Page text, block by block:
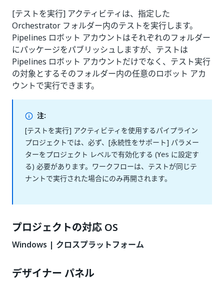
[テストを実行] アクティビティは、指定した
Orchestrator フォルダー内のテストを実行します。
Pipelines ロボット アカウントはそれぞれのフォルダー
にパッケージをパブリッシュしますが、テストは
Pipelines ロボット アカウントだけでなく、テスト実行
の対象とするそのフォルダー内の任意のロボット アカ
ウントで実行できます。
注:
[テストを実行] アクティビティを使用するパイプライン
プロジェクトでは、必ず、[永続性をサポート] パラメー
ターをプロジェクト レベルで有効化する (Yes に設定す
る) 必要があります。ワークフローは、テストが同じテ
ナントで実行された場合にのみ再開されます。
プロジェクトの対応 OS
Windows | クロスプラットフォーム
デザイナー パネル